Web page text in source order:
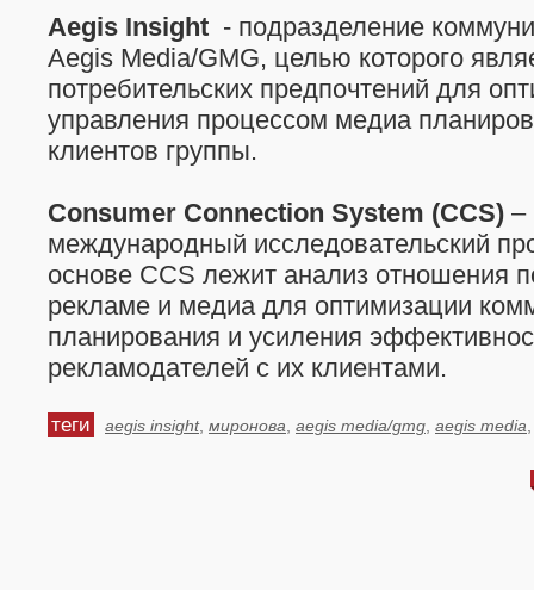
Aegis Insight - подразделение
Aegis Media/GMG, целью которого
потребительских предпочтений для
управления процессом медиа
клиентов группы.
Consumer Connection System (CCS) –
международный исследовательский
основе CCS лежит анализ отношения
рекламе и медиа для оптимизации
планирования и усиления
рекламодателей с их клиентами.
теги aegis insight, миронова aegis media/gmg aegis media